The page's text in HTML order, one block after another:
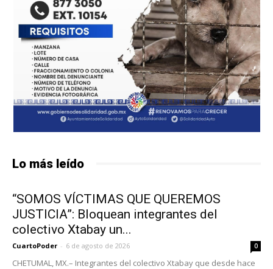
Lo más leído
“SOMOS VÍCTIMAS QUE QUEREMOS
JUSTICIA”: Bloquean integrantes del
colectivo Xtabay un...
CuartoPoder - 6 de agosto de 2026 0
CHETUMAL, MX.– Integrantes del colectivo Xtabay que desde hace